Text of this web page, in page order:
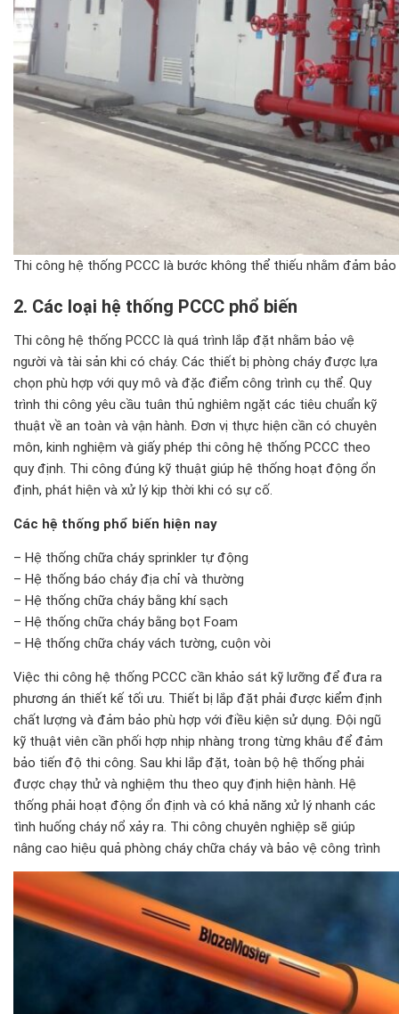
Thi công hệ thống PCCC là bước không thể thiếu nhằm đảm
2. Các loại hệ thống PCCC phổ biến
Thi công hệ thống PCCC là quá trình lắp đặt nhằm bảo vệ
người và tài sản khi có cháy. Các thiết bị phòng cháy được lựa
chọn phù hợp với quy mô và đặc điểm công trình cụ thể. Quy
trình thi công yêu cầu tuân thủ nghiêm ngặt các tiêu chuẩn kỹ
thuật về an toàn và vận hành. Đơn vị thực hiện cần có chuyên
môn, kinh nghiệm và giấy phép thi công hệ thống PCCC theo
quy định. Thi công đúng kỹ thuật giúp hệ thống hoạt động ổn
định, phát hiện và xử lý kịp thời khi có sự cố.
Các hệ thống phổ biến hiện nay
– Hệ thống chữa cháy sprinkler tự động
– Hệ thống báo cháy địa chỉ và thường
– Hệ thống chữa cháy bằng khí sạch
– Hệ thống chữa cháy bằng bọt Foam
– Hệ thống chữa cháy vách tường, cuộn vòi
Việc thi công hệ thống PCCC cần khảo sát kỹ lưỡng để đưa ra
phương án thiết kế tối ưu. Thiết bị lắp đặt phải được kiểm định
chất lượng và đảm bảo phù hợp với điều kiện sử dụng. Đội ngũ
kỹ thuật viên cần phối hợp nhịp nhàng trong từng khâu để đảm
bảo tiến độ thi công. Sau khi lắp đặt, toàn bộ hệ thống phải
được chạy thử và nghiệm thu theo quy định hiện hành. Hệ
thống phải hoạt động ổn định và có khả năng xử lý nhanh các
tình huống cháy nổ xảy ra. Thi công chuyên nghiệp sẽ giúp
nâng cao hiệu quả phòng cháy chữa cháy và bảo vệ công trình